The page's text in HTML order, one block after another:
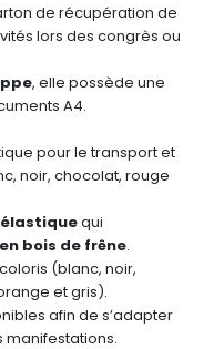
de récupération de
lors des congrès ou
, elle possède une
A4.
pour le transport et
noir, chocolat, rouge
élastiquequi
bois de frêne.
(blanc, noir,
et gris).
afin de s’adapter
manifestations.